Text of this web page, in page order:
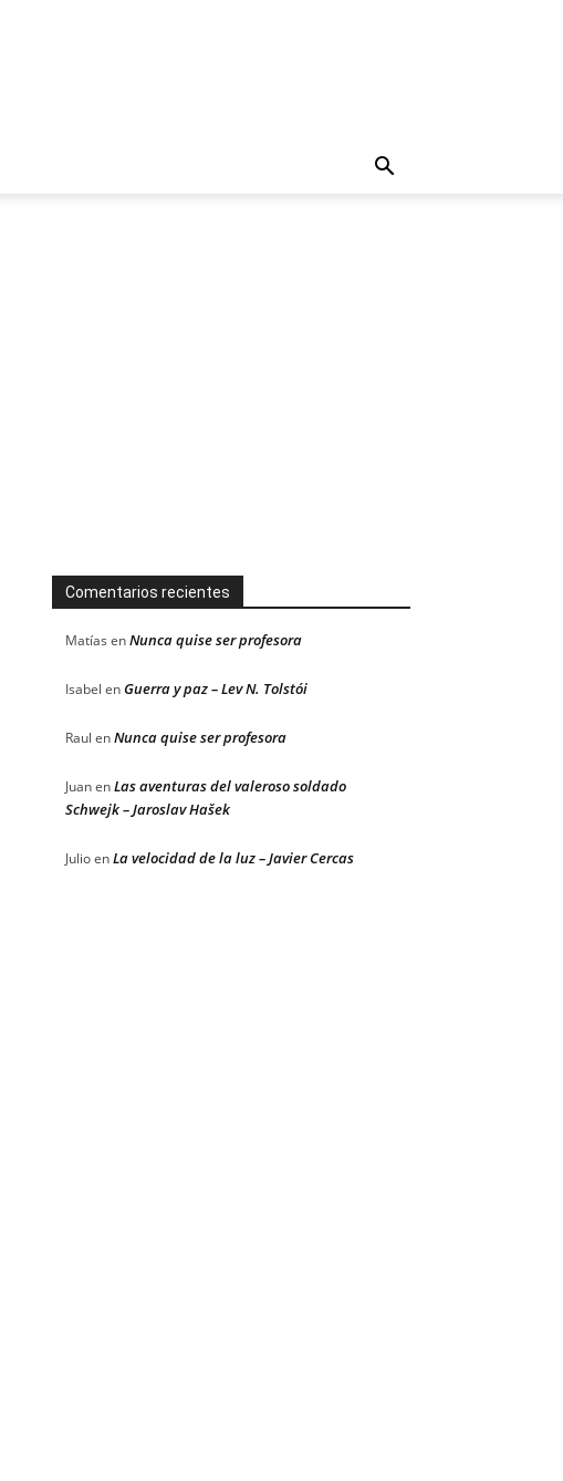
Comentarios recientes
Matías enNunca quise ser profesora
Isabel enGuerra y paz – Lev N. Tolstói
Raul enNunca quise ser profesora
JuanenLas aventuras del valeroso soldado
Schwejk – Jaroslav Hašek
JulioenLa velocidad de la luz – Javier Cercas